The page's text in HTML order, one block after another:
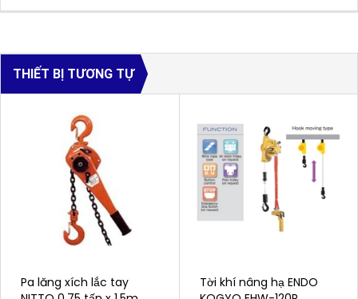
THIẾT BỊ TƯƠNG TỰ
Pa lăng xích lắc tay
Tời khí nâng hạ ENDO